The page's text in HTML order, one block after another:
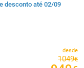
desconto até 02/09
desde
1049€